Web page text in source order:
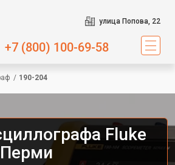
улица Попова, 22
+7 (800) 100-69-58
/ 190-204
Fluke